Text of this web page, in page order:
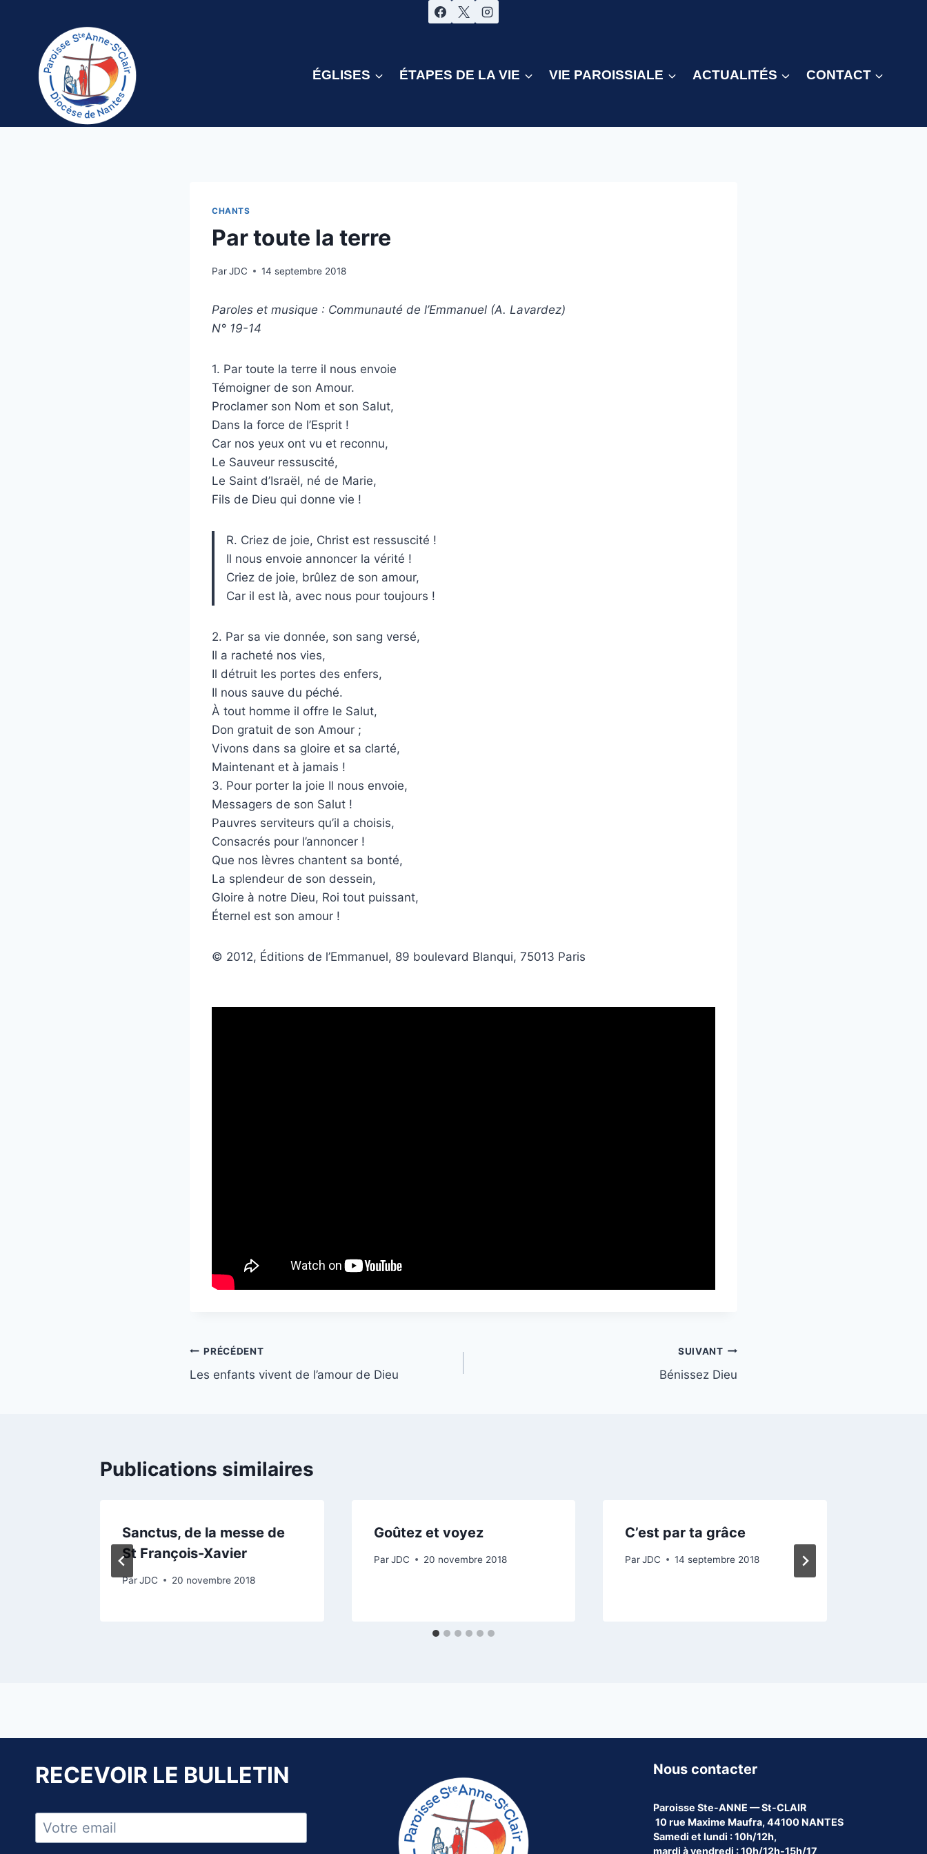
ÉGLISES ÉTAPES DE LA VIE VIE PAROISSIALE ACTUALITÉS CONTACT
CHANTS
Par toute la terre
ParJDC 14 septembre 2018
Paroles et musique : Communauté de l’Emmanuel (A. Lavardez)
N° 19-14
1. Par toute la terre il nous envoie
Témoigner de son Amour.
Proclamer son Nom et son Salut,
Dans la force de l’Esprit !
Car nos yeux ont vu et reconnu,
Le Sauveur ressuscité,
Le Saint d’Israël, né de Marie,
Fils de Dieu qui donne vie !
R. Criez de joie, Christ est ressuscité !
Il nous envoie annoncer la vérité !
Criez de joie, brûlez de son amour,
Car il est là, avec nous pour toujours !
2. Par sa vie donnée, son sang versé,
Il a racheté nos vies,
Il détruit les portes des enfers,
Il nous sauve du péché.
À tout homme il offre le Salut,
Don gratuit de son Amour ;
Vivons dans sa gloire et sa clarté,
Maintenant et à jamais !
3. Pour porter la joie Il nous envoie,
Messagers de son Salut !
Pauvres serviteurs qu’il a choisis,
Consacrés pour l’annoncer !
Que nos lèvres chantent sa bonté,
La splendeur de son dessein,
Gloire à notre Dieu, Roi tout puissant,
Éternel est son amour !
© 2012, Éditions de l’Emmanuel, 89 boulevard Blanqui, 75013 Paris
Navigation
de
PRÉCÉDENT
Les enfants vivent de l’amour de Dieu
SUIVANT
Bénissez Dieu
Publications similaires
Sanctus, de la messe de
St François-Xavier
ParJDC 20 novembre 2018
Goûtez et voyez
Par JDC 20 novembre 2018
C’est par ta grâce
Par JDC 14 septembre 2018
RECEVOIR LE BULLETIN Nous contacter
Paroisse Ste-ANNE — St-CLAIR
10 rue Maxime Maufra, 44100 NANTES
Samedi et lundi : 10h/12h,
mardi à vendredi : 10h/12h-15h/17